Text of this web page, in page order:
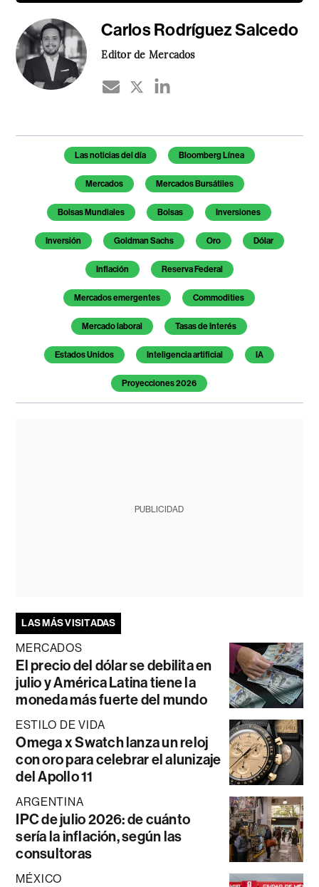
Carlos Rodríguez Salcedo
Editor de Mercados
Temas de este artículo
Las noticias del día Bloomberg Línea
Mercados Mercados Bursátiles
Bolsas Mundiales Bolsas Inversiones
Inversión Goldman Sachs Oro Dólar
Inflación Reserva Federal
Mercados emergentes Commodities
Mercado laboral Tasas de Interés
Estados Unidos Inteligencia artificial IA
Proyecciones 2026
PUBLICIDAD
LAS MÁS VISITADAS
MERCADOS
El precio del dólar se debilita en
julio y América Latina tiene la
moneda más fuerte del mundo
ESTILO DE VIDA
Omega x Swatch lanza un reloj
con oro para celebrar el alunizaje
del Apollo 11
ARGENTINA
IPC de julio 2026: de cuánto
sería la inflación, según las
consultoras
MÉXICO